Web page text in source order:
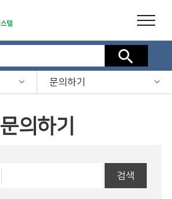
검색
문의하기
문의하기
검색